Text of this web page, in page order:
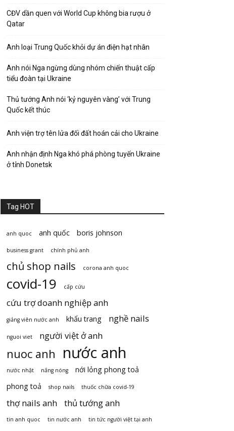
CĐV dần quen với World Cup không bia rượu ở
Qatar
Anh loại Trung Quốc khỏi dự án điện hạt nhân
Anh nói Nga ngừng dùng nhóm chiến thuật cấp
tiểu đoàn tại Ukraine
Thủ tướng Anh nói ‘kỷ nguyên vàng’ với Trung
Quốc kết thúc
Anh viện trợ tên lửa đối đất hoán cải cho Ukraine
Anh nhận định Nga khó phá phòng tuyến Ukraine
ở tỉnh Donetsk
Tag HOT
anh quoc anh quốc boris johnson
business grant chính phủ anh
chủ shop nails corona anh quoc
covid-19 cấp cứu
cứu trợ doanh nghiệp anh
giảng viên nước anh khẩu trang nghề nails
nguoi viet người việt ở anh
nuoc anh nước anh
nước nhật nắng nóng
nới lỏng phong toả
phong toả
shop nails thuốc chữa covid-19
thợ nails anh thủ tướng anh
tin anh quoc tin nước anh tin tức người việt tại anh